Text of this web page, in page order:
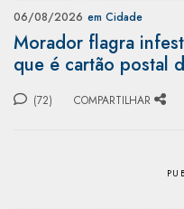
06/08/2026 em Cidade
Morador flagra
que é cartão postal
(72) COMPARTILHAR